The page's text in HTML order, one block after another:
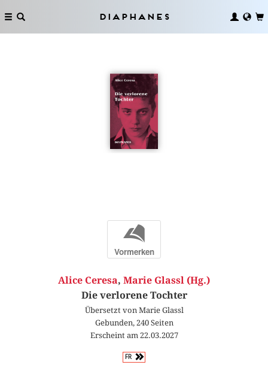
Diaphanes
b
Vormerken
Alice Ceresa, Marie Glassl (Hg.)
Die verlorene Tochter
Übersetzt von Marie Glassl
Gebunden, 240 Seiten
Erscheint am 22.03.2027
FR